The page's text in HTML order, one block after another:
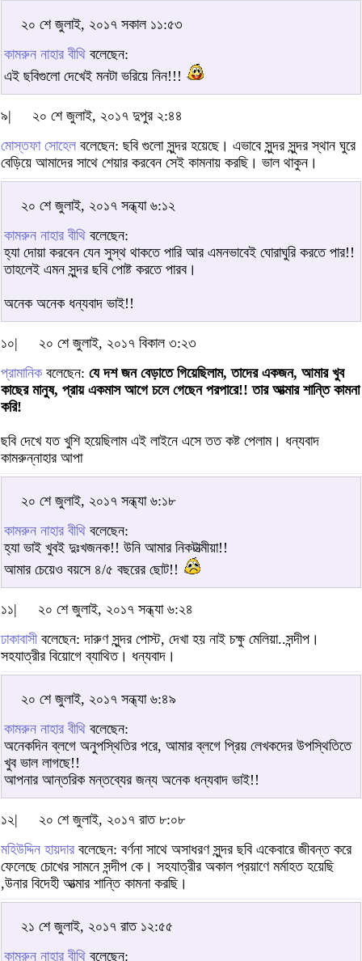
২০ শে জুলাই, ২০১৭ সকাল ১১:৫৩
কামরুন নাহার বীথি বলেছেন:
এই ছবিগুলো দেখেই মনটা ভরিয়ে নিন!!!
৯|
২০ শে জুলাই, ২০১৭ দুপুর ২:৪৪
মোস্তফা সোহেল বলেছেন: ছবি গুলো সুন্দর হয়েছে। এভাবে সুন্দর সুন্দর স্থান ঘুরে
বেড়িয়ে আমাদের সাথে শেয়ার করবেন সেই কামনায় করছি। ভাল থাকুন।
২০ শে জুলাই, ২০১৭ সন্ধ্যা ৬:১২
কামরুন নাহার বীথি বলেছেন:
হ্যা দোয়া করবেন যেন সুস্থ থাকতে পারি আর এমনভাবেই ঘোরাঘুরি করতে পার!!
তাহলেই এমন সুন্দর ছবি পোষ্ট করতে পারব।
অনেক অনেক ধন্যবাদ ভাই!!
১০|
২০ শে জুলাই, ২০১৭ বিকাল ৩:২৩
প্রামানিকবলেছেন: যে দশ জন বেড়াতে গিয়েছিলাম, তাদের একজন, আমার খুব
কাছের মানুষ, প্রায় একমাস আগে চলে গেছেন পরপারে!! তার আত্মার শান্তি কামনা
করি!
ছবি দেখে যত খুশি হয়েছিলাম এই লাইনে এসে তত কষ্ট পেলাম। ধন্যবাদ
কামরুন্নাহার আপা
২০ শে জুলাই, ২০১৭ সন্ধ্যা ৬:১৮
কামরুন নাহার বীথি বলেছেন:
হ্যা ভাই খুবই দুঃখজনক!! উনি আমার নিকটাত্মীয়া!!
আমার চেয়েও বয়সে ৪/৫ বছরের ছোট!!
১১|
২০ শে জুলাই, ২০১৭ সন্ধ্যা ৬:২৪
ঢাকাবাসীবলেছেন: দারুণ সুন্দর পোস্ট, দেখা হয় নাই চক্ষু মেলিয়া..সন্দীপ।
সহযাত্রীর বিয়োগে ব্যাথিত। ধন্যবাদ।
২০ শে জুলাই, ২০১৭ সন্ধ্যা ৬:৪৯
কামরুন নাহার বীথি বলেছেন:
অনেকদিন ব্লগে অনুপস্থিতির পরে, আমার ব্লগে প্রিয় লেখকদের উপস্থিতিতে
খুব ভাল লাগছে!!
আপনার আন্তরিক মন্তব্যের জন্য অনেক ধন্যবাদ ভাই!!
১২|
২০ শে জুলাই, ২০১৭ রাত ৮:০৮
মহিউদ্দিন হায়দার বলেছেন: বর্ণনা সাথে অসাধরণ সুন্দর ছবি একেবারে জীবন্ত করে
ফেলেছে চোখের সামনে সন্দীপ কে। সহযাত্রীর অকাল প্রয়াণে মর্মাহত হয়েছি
,উনার বিদেহী আত্মার শান্তি কামনা করছি।
২১ শে জুলাই, ২০১৭ রাত ১২:৫৫
কামরুন নাহার বীথি বলেছেন: